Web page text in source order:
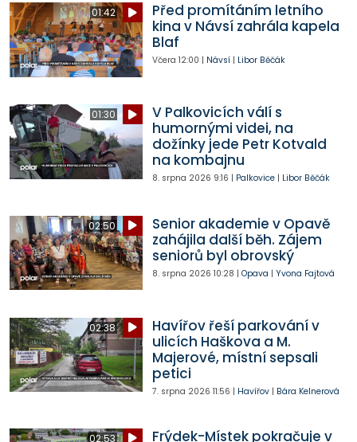
01:42
Před promítáním letního
kina v Návsí zahrála kapela
Blaf
Včera 12:00 | Návsí| Libor Běčák
01:30
V Palkovicích válí s
humornými videi, na
dožínky jede Petr Kotvald
na kombajnu
8. srpna 2026 9:16 | Palkovice| Libor Běčák
02:50
Senior akademie v Opavě
zahájila další běh. Zájem
seniorů byl obrovský
8. srpna 2026 10:28 | Opava | Yvona Fajtová
02:38
Havířov řeší parkování v
ulicích Haškova a M.
Majerové, místní sepsali
petici
7. srpna 2026 11:56 | Havířov| Bára Kelnerová
02:53 Frýdek-Místek pokračuje v